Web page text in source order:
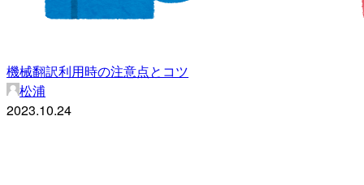
機械翻訳利用時の注意点とコツ
松浦
2023.10.24